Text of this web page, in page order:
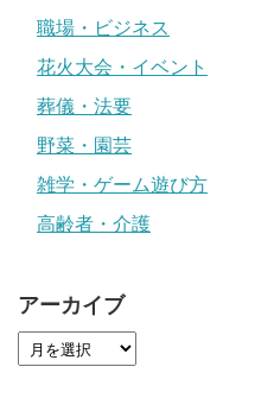
職場・ビジネス
花火大会・イベント
葬儀・法要
野菜・園芸
雑学・ゲーム遊び方
高齢者・介護
アーカイブ